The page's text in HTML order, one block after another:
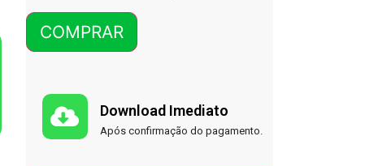
COMPRAR
Download Imediato
Após confirmação do pagamento.